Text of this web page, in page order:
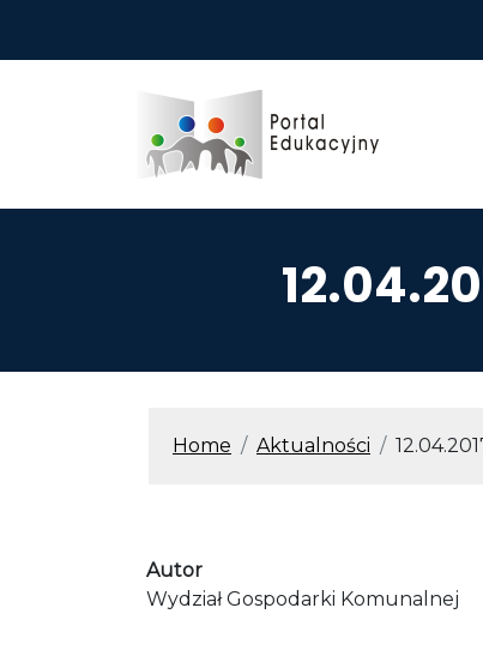
ŚCIEŻKA
Home Aktualności
Autor
Wydział Gospodarki Komunalnej